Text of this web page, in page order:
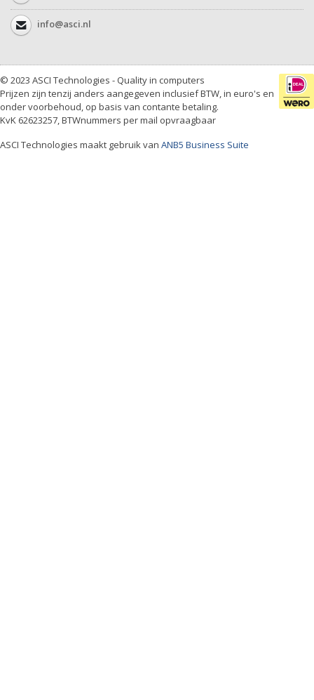
info@asci.nl
© 2023 ASCI Technologies - Quality in computers
Prijzen zijn tenzij anders aangegeven inclusief BTW, in euro's en
onder voorbehoud, op basis van contante betaling.
KvK 62623257, BTWnummers per mail opvraagbaar
ASCI Technologies maakt gebruik van ANB5 Business Suite